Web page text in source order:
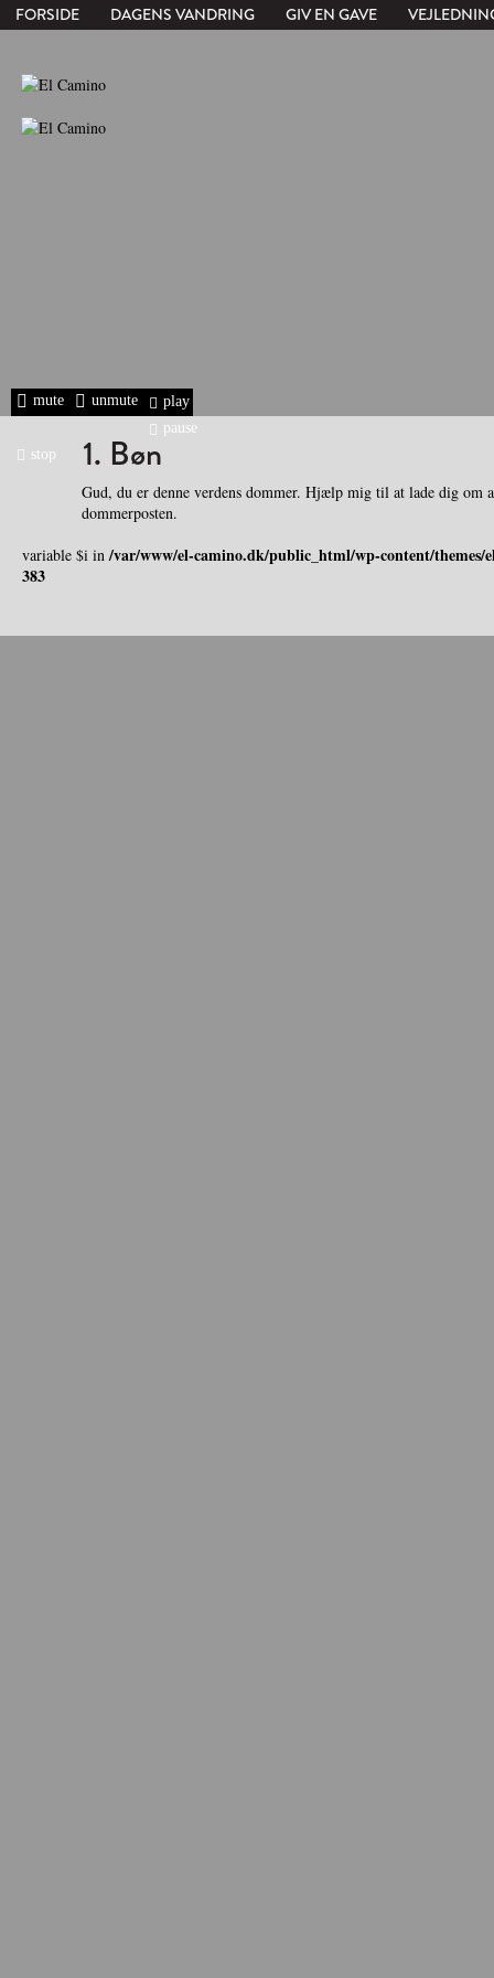
FORSIDE DAGENS VANDRING GIV EN GAVE
mute unmute
play
pause
stop
1. Bøn
Gud, du er denne verdens dommer. Hjælp mig til at lade dig om
dommerposten.
variable $i in/var/www/el-camino.dk/public_html/wp-content/themes/
383